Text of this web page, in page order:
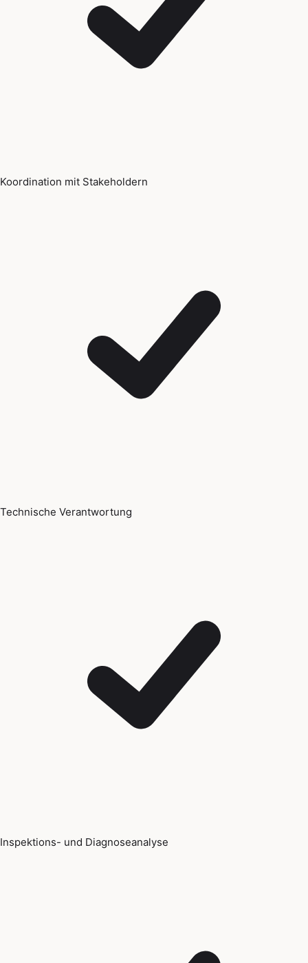
Koordination mit Stakeholdern
Technische Verantwortung
Inspektions- und Diagnoseanalyse